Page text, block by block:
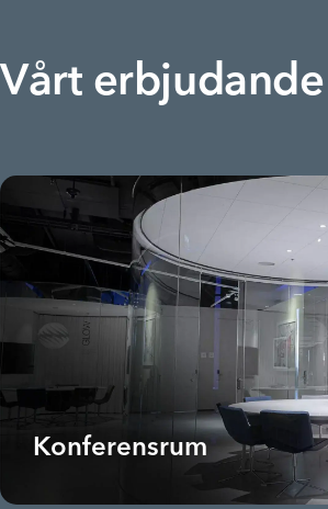
Vårt erbjudande
Konferensrum